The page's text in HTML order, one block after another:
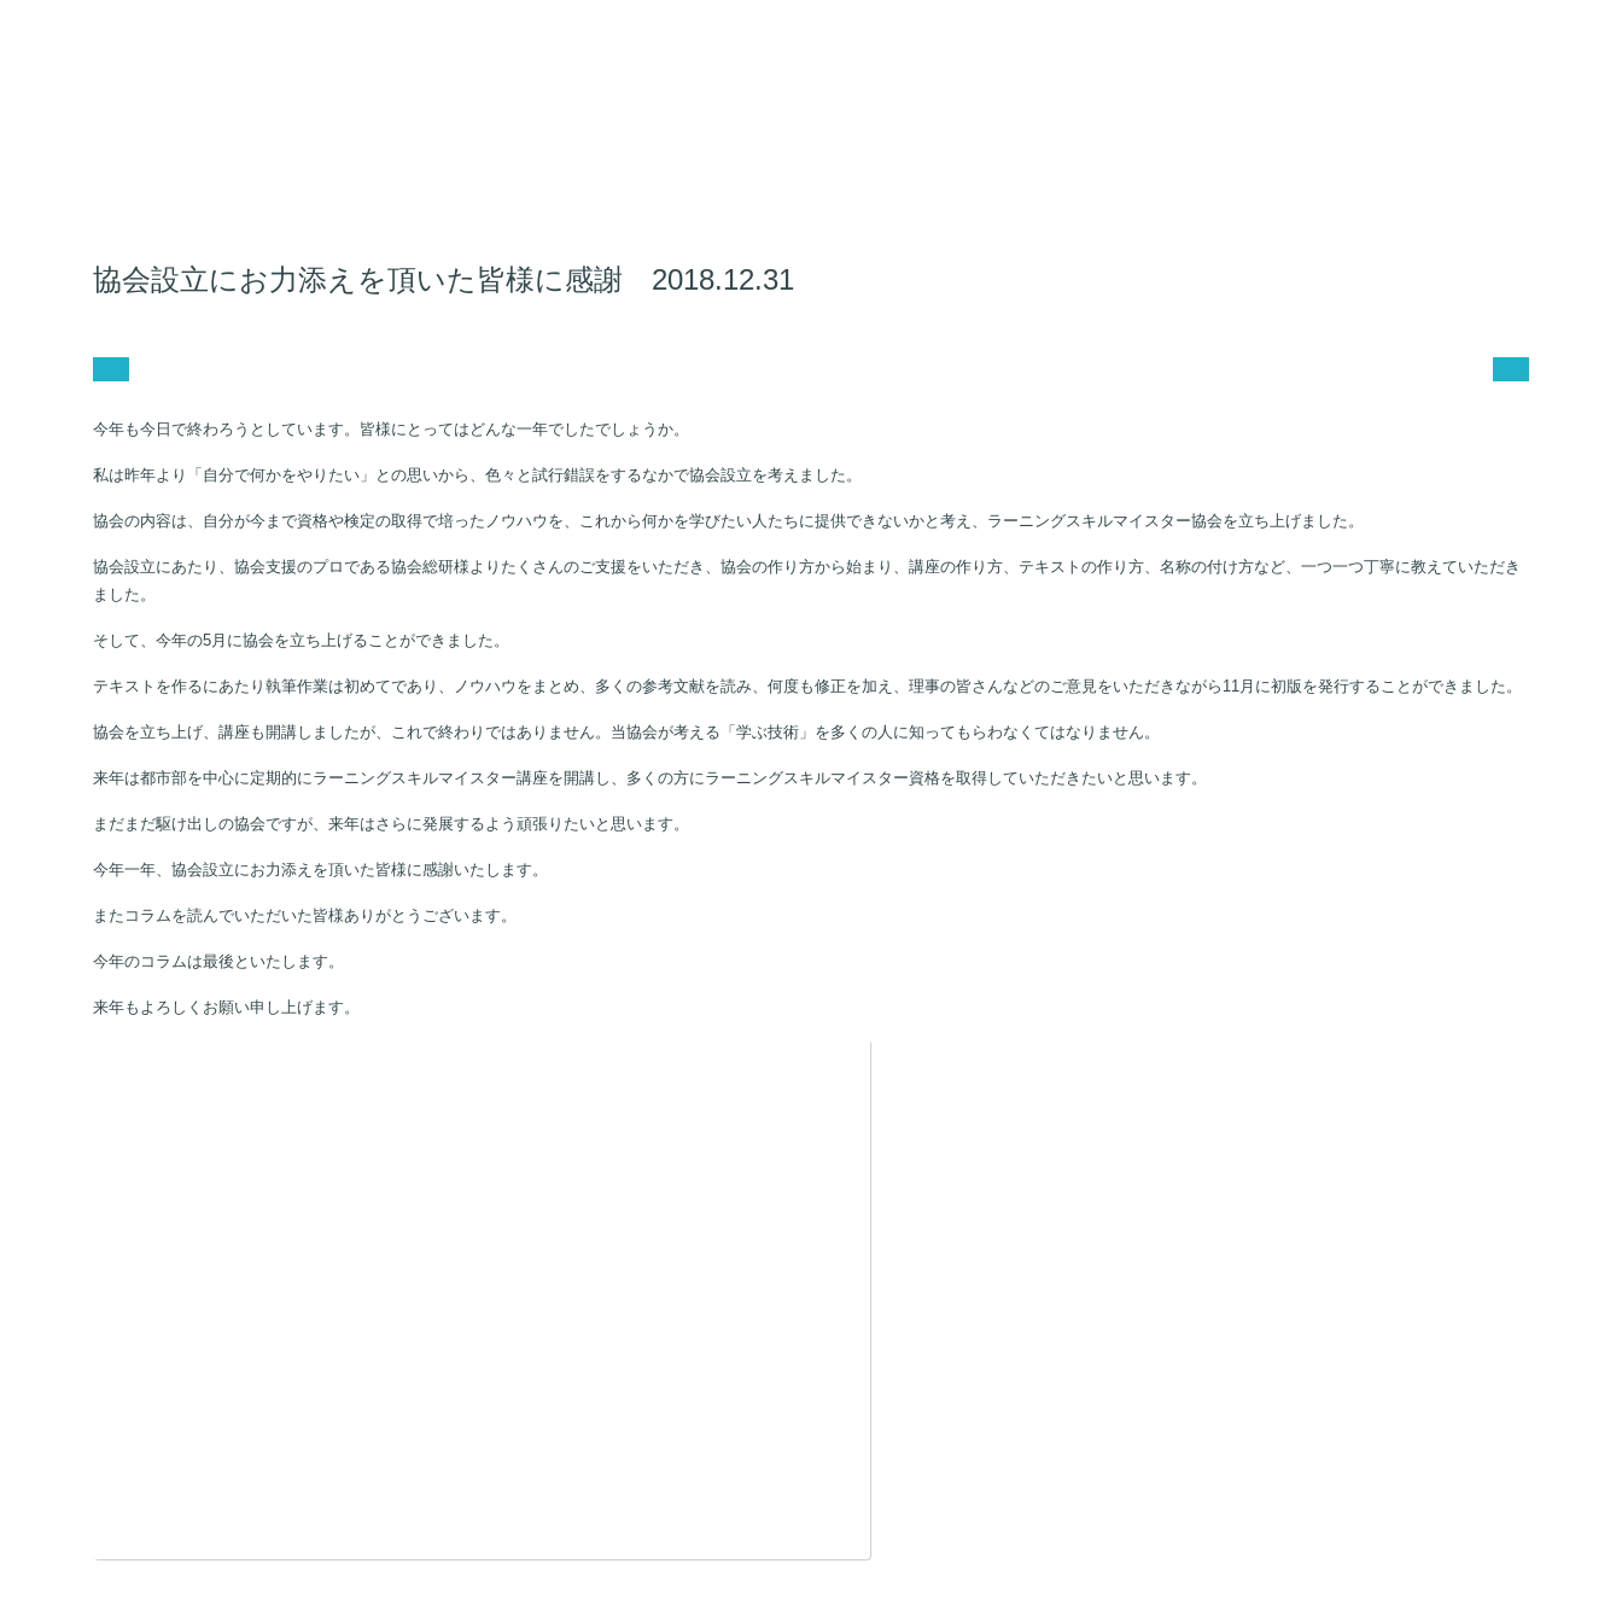
協会設立にお力添えを頂いた皆様に感謝 2018.12.31
今年も今日で終わろうとしています。皆様にとってはどんな一年でしたでしょうか。
私は昨年より「自分で何かをやりたい」との思いから、色々と試行錯誤をするなかで協会設立を考えました。
ました。
そして、今年の5月に協会を立ち上げることができました。
テキストを作るにあたり執筆作業は初めてであり、ノウハウをまとめ、多くの参考文献を読み、何度も修正を加え、理事の皆さんなどのご意見をいただきながら11月に初版を発行することができました。
協会を立ち上げ、講座も開講しましたが、これで終わりではありません。当協会が考える「学ぶ技術」を多くの人に知ってもらわなくてはなりません。
来年は都市部を中心に定期的にラーニングスキルマイスター講座を開講し、多くの方にラーニングスキルマイスター資格を取得していただきたいと思います。
まだまだ駆け出しの協会ですが、来年はさらに発展するよう頑張りたいと思います。
今年一年、協会設立にお力添えを頂いた皆様に感謝いたします。
またコラムを読んでいただいた皆様ありがとうございます。